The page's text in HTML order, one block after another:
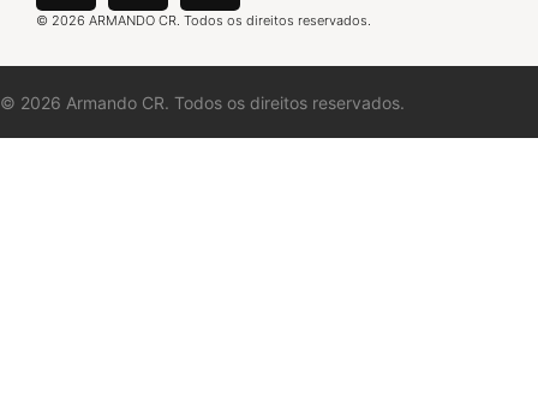
© 2026 ARMANDO CR. Todos os direitos reservados.
© 2026 Armando CR. Todos os direitos reservados.